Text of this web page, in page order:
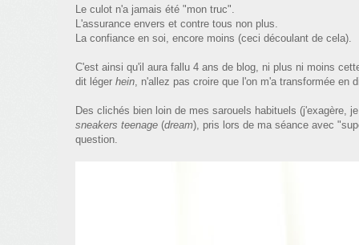
Le culot n'a jamais été "mon truc".
L'assurance envers et contre tous non plus.
La confiance en soi, encore moins (ceci découlant de cela).
C'est ainsi qu'il aura fallu 4 ans de blog, ni plus ni moins
dit léger hein , n'allez pas croire que l'on m'a transformée en
Des clichés bien loin de mes sarouels habituels (j'exagère,
sneakers teenage (dream), pris lors de ma séance avec
question.